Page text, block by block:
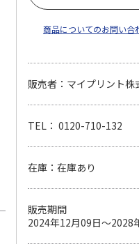
商品についてのお問い合
販売者：マイプリント株
TEL： 0120-710-132
在庫：在庫あり
販売期間
2024年12月09日～2028